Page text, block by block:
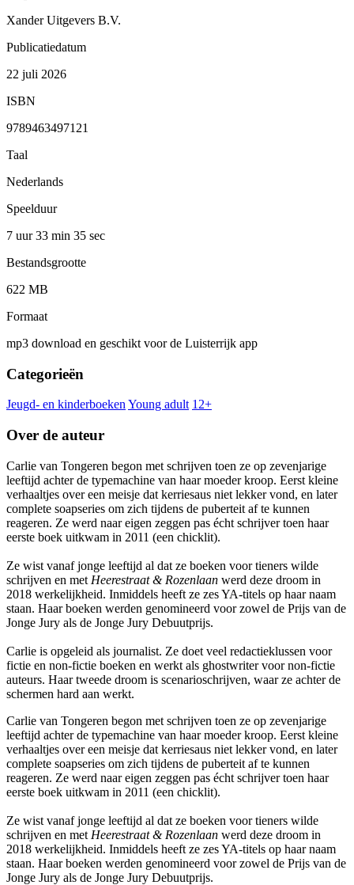
Xander Uitgevers B.V.
Publicatiedatum
22 juli 2026
ISBN
9789463497121
Taal
Nederlands
Speelduur
7 uur 33 min 35 sec
Bestandsgrootte
622 MB
Formaat
mp3 download en geschikt voor de Luisterrijk app
Categorieën
Jeugd- en kinderboeken Young adult 12+
Over de auteur
Carlie van Tongeren begon met schrijven toen ze op zevenjarige
leeftijd achter de typemachine van haar moeder kroop. Eerst kleine
verhaaltjes over een meisje dat kerriesaus niet lekker vond, en later
complete soapseries om zich tijdens de puberteit af te kunnen
reageren. Ze werd naar eigen zeggen pas écht schrijver toen haar
eerste boek uitkwam in 2011 (een chicklit).
Ze wist vanaf jonge leeftijd al dat ze boeken voor tieners wilde
schrijven en met Heerestraat & Rozenlaan werd deze droom in
2018 werkelijkheid. Inmiddels heeft ze zes YA-titels op haar naam
staan. Haar boeken werden genomineerd voor zowel de Prijs van de
Jonge Jury als de Jonge Jury Debuutprijs.
Carlie is opgeleid als journalist. Ze doet veel redactieklussen voor
fictie en non-fictie boeken en werkt als ghostwriter voor non-fictie
auteurs. Haar tweede droom is scenarioschrijven, waar ze achter de
schermen hard aan werkt.
Carlie van Tongeren begon met schrijven toen ze op zevenjarige
leeftijd achter de typemachine van haar moeder kroop. Eerst kleine
verhaaltjes over een meisje dat kerriesaus niet lekker vond, en later
complete soapseries om zich tijdens de puberteit af te kunnen
reageren. Ze werd naar eigen zeggen pas écht schrijver toen haar
eerste boek uitkwam in 2011 (een chicklit).
Ze wist vanaf jonge leeftijd al dat ze boeken voor tieners wilde
schrijven en met Heerestraat & Rozenlaan werd deze droom in
2018 werkelijkheid. Inmiddels heeft ze zes YA-titels op haar naam
staan. Haar boeken werden genomineerd voor zowel de Prijs van de
Jonge Jury als de Jonge Jury Debuutprijs.